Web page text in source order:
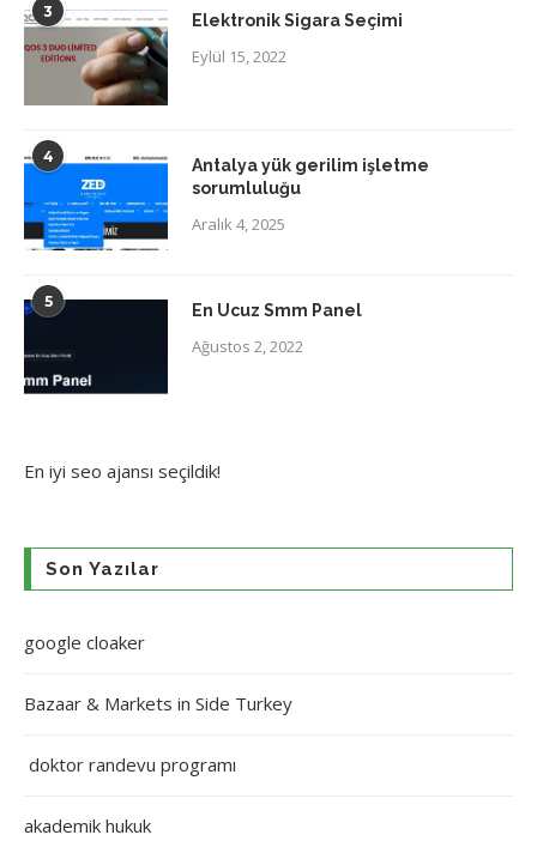
3 Elektronik Sigara Seçimi
Eylül 15, 2022
4
Antalya yük gerilim işletme
sorumluluğu
Aralık 4, 2025
5 En Ucuz Smm Panel
Ağustos 2, 2022
En iyi seo ajansı seçildik!
Son Yazılar
google cloaker
Bazaar & Markets in Side Turkey
doktor randevu programı
akademik hukuk